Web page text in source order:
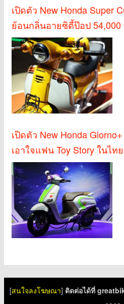
เปิดตัว New Honda Super
ย้อนกลิ่นอายซิตี้ป๊อป 54,000
เปิดตัว New Honda
เอาใจแฟน Toy Story ในไท
[สนใจลงโฆษณา] ติดต่อได้ที่